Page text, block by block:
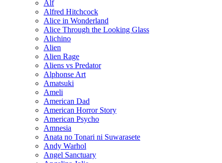
Alf
Alfred Hitchcock
Alice in Wonderland
Alice Through the Looking Glass
Alichino
Alien
Alien Rage
Aliens vs Predator
Alphonse Art
Amatsuki
Ameli
American Dad
American Horror Story
American Psycho
Amnesia
Anata no Tonari ni Suwarasete
Andy Warhol
Angel Sanctuary